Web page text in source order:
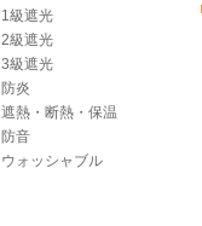
1級遮光
2級遮光
3級遮光
防炎
遮熱・断熱・保温
防音
ウォッシャブル